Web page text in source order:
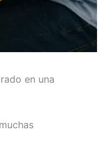
en una